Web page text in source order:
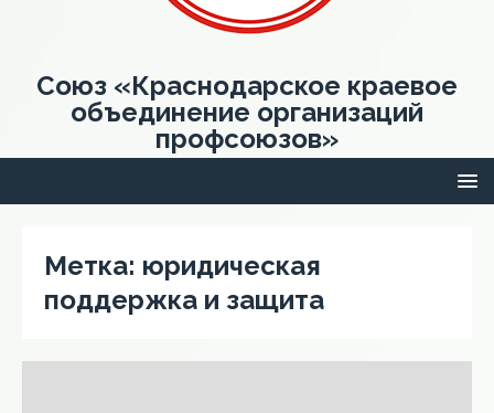
Союз «Краснодарское краевое
объединение организаций
профсоюзов»
Метка: юридическая
поддержка и защита